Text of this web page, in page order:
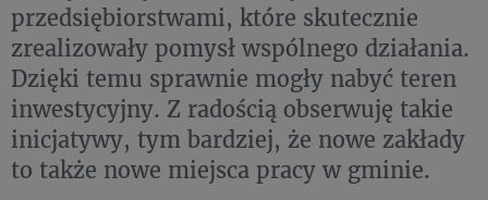
przedsiębiorstwami, które skutecznie
zrealizowały pomysł wspólnego działania.
Dzięki temu sprawnie mogły nabyć teren
inwestycyjny. Z radością obserwuję takie
inicjatywy, tym bardziej, że nowe zakłady
to także nowe miejsca pracy w gminie.